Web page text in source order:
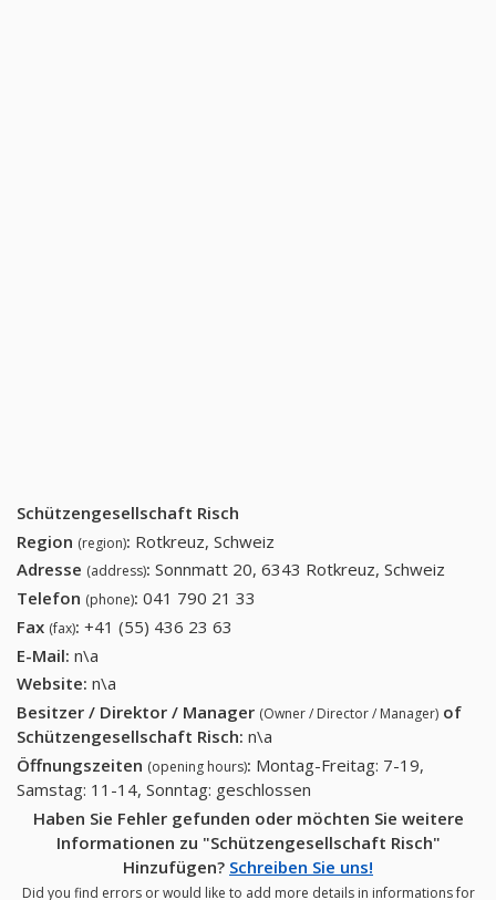
Schützengesellschaft Risch
Region (region): Rotkreuz, Schweiz
Adresse (address): Sonnmatt 20, 6343 Rotkreuz, Schweiz
Telefon (phone): 041 790 21 33
Fax (fax): +41 (55) 436 23 63
E-Mail: n\a
Website: n\a
Besitzer / Direktor / Manager (Owner / Director / Manager) of
Schützengesellschaft Risch: n\a
Öffnungszeiten (opening hours): Montag-Freitag: 7-19,
Samstag: 11-14, Sonntag: geschlossen
Haben Sie Fehler gefunden oder möchten Sie weitere
Informationen zu "Schützengesellschaft Risch"
Hinzufügen? Schreiben Sie uns!
Did you find errors or would like to add more details in informations for